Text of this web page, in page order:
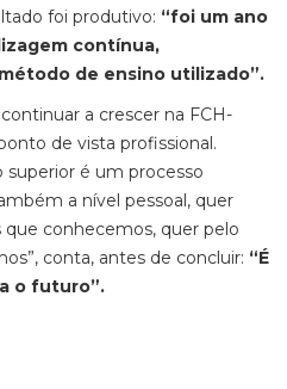
foi produtivo: “foi um ano
contínua,
de ensino utilizado”.
a crescer na FCH-
de vista profissional.
superior é um processo
a nível pessoal, quer
conhecemos, quer pelo
conta, antes de concluir: “É
o futuro”.